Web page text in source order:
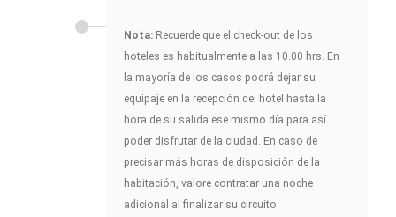
Nota: Recuerde que el check-out de los
hoteles es habitualmente a las 10.00 hrs. En
la mayoría de los casos podrá dejar su
equipaje en la recepción del hotel hasta la
hora de su salida ese mismo día para así
poder disfrutar de la ciudad. En caso de
precisar más horas de disposición de la
habitación, valore contratar una noche
adicional al finalizar su circuito.